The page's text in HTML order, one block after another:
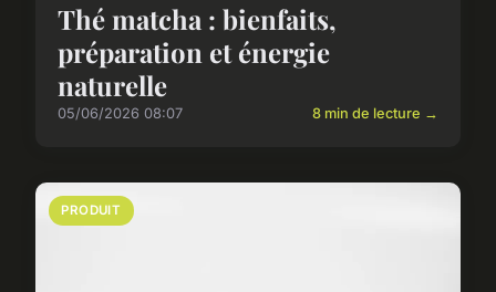
Thé matcha : bienfaits,
préparation et énergie
naturelle
05/06/2026 08:07 8 min de lecture →
PRODUIT